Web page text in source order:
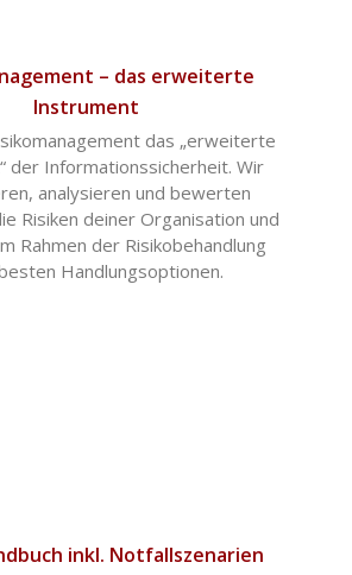
– das erweiterte
Instrument
das „erweiterte
der Informationssicherheit. Wir
analysieren und bewerten
Risiken deiner Organisation und
Rahmen der Risikobehandlung
Handlungsoptionen.
inkl. Notfallszenarien